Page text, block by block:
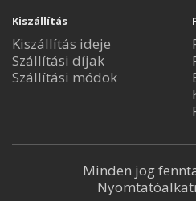
Kiszállítás
Kiszállítás ideje
Szállítási díjak
Szállítási módok
Minden jog